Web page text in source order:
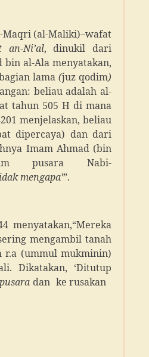
Maqri (al-Maliki)–wafat
Ni’al, dinukil dari
bin al-Ala menyatakan,
lama(juz qodim)
beliau adalah al-
tahun 505 H di mana
menjelaskan, beliau
dipercaya) dan dari
Imam Ahmad (bin
pusara Nabi-
mengapa’”.
menyatakan,“Mereka
mengambil tanah
r.a (ummul mukminin)
Dikatakan, ‘Ditutup
dan ke rusakan